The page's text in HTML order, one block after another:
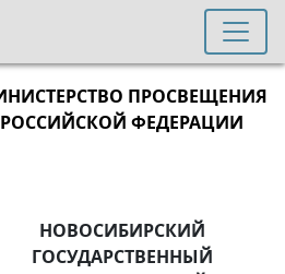
ПРОСВЕЩЕНИЯ
РОССИЙСКОЙ ФЕДЕРАЦИИ
НОВОСИБИРСКИЙ
ГОСУДАРСТВЕННЫЙ